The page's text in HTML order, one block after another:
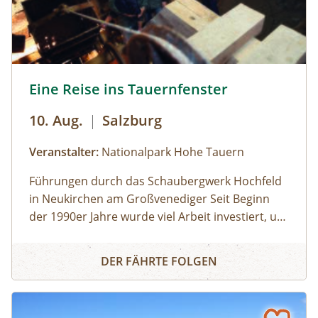
Eine Reise ins Tauernfenster
10. Aug. | Salzburg
Veranstalter: Nationalpark Hohe Tauern
Führungen durch das Schaubergwerk Hochfeld
in Neukirchen am Großvenediger Seit Beginn
der 1990er Jahre wurde viel Arbeit investiert, um
umzubauen. Die Attraktion unter Tage bietet
spannende Einblicke in die alpine Geologie und
Eine Reise ins Tauernfenster
DER FÄHRTE FOLGEN